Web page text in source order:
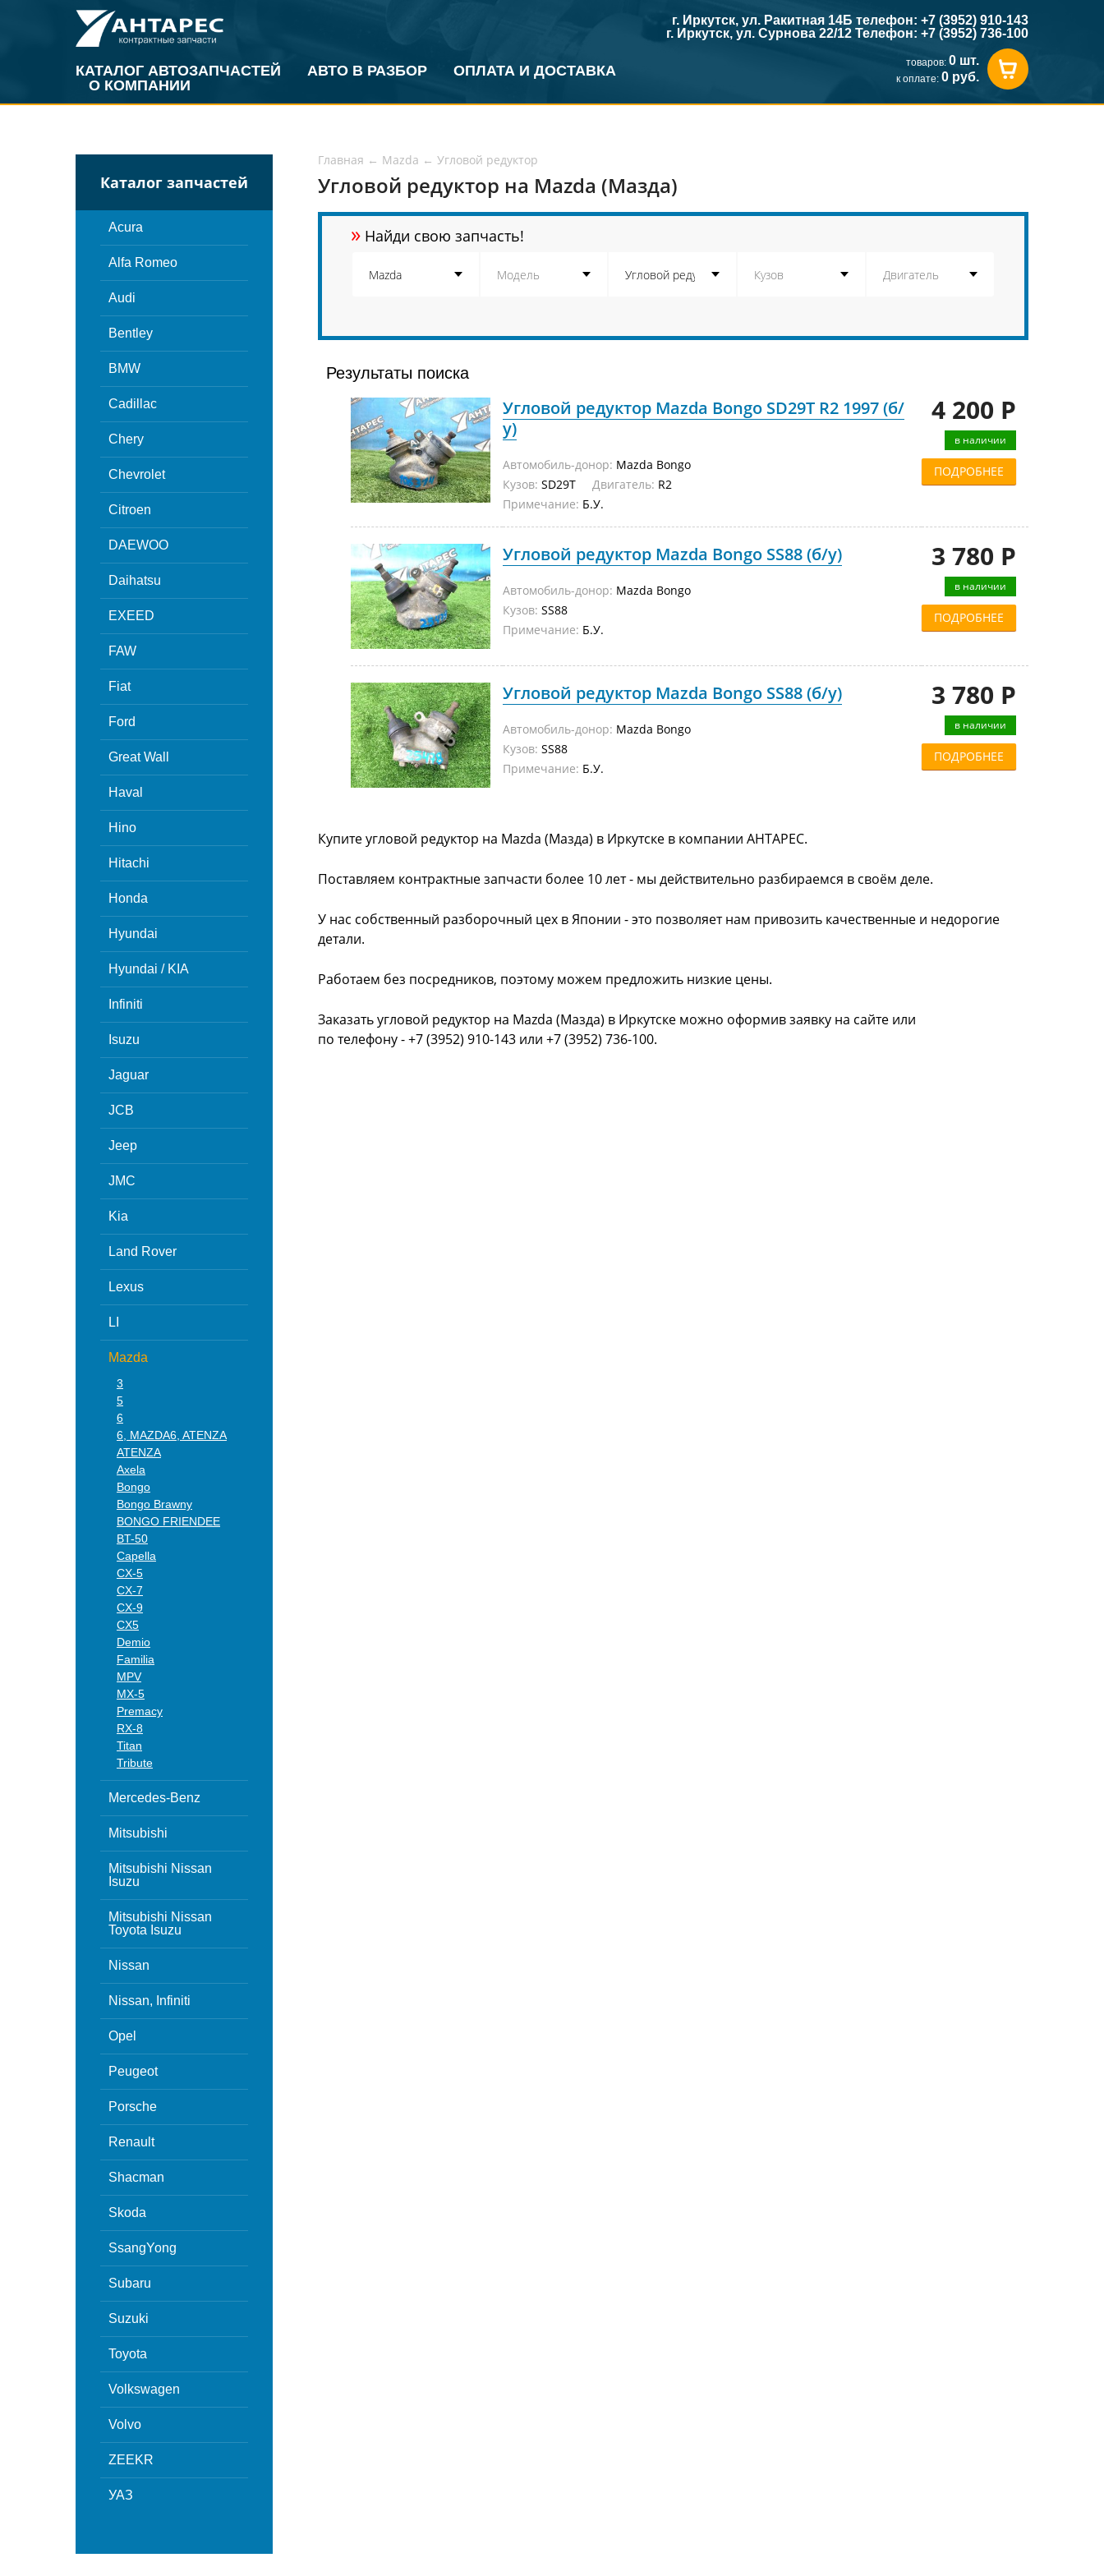
КАТАЛОГ АВТОЗАПЧАСТЕЙ АВТО В РАЗБОР
ОПЛАТА И ДОСТАВКА
О КОМПАНИИ
г. Иркутск, ул. Ракитная 14Б телефон: +7 (3952) 910-143
г. Иркутск, ул. Сурнова 22/12 Телефон: +7 (3952) 736-100
товаров: 0 шт.
к оплате: 0 руб.
Каталог запчастей
Acura
Alfa Romeo
Audi
Bentley
BMW
Cadillac
Chery
Chevrolet
Citroen
DAEWOO
Daihatsu
EXEED
FAW
Fiat
Ford
Great Wall
Haval
Hino
Hitachi
Honda
Hyundai
Hyundai / KIA
Infiniti
Isuzu
Jaguar
JCB
Jeep
JMC
Kia
Land Rover
Lexus
LI
Mazda
3
5
6
6, MAZDA6, ATENZA
ATENZA
Axela
Bongo
Bongo Brawny
BONGO FRIENDEE
BT-50
Capella
CX-5
CX-7
CX-9
CX5
Demio
Familia
MPV
MX-5
Premacy
RX-8
Titan
Tribute
Mercedes-Benz
Mitsubishi
Mitsubishi Nissan
Isuzu
Mitsubishi Nissan
Toyota Isuzu
Nissan
Nissan, Infiniti
Opel
Peugeot
Porsche
Renault
Shacman
Skoda
SsangYong
Subaru
Suzuki
Toyota
Volkswagen
Volvo
ZEEKR
УАЗ
Главная ← Mazda ← Угловой редуктор
Угловой редуктор на Mazda (Мазда)
» Найди свою запчасть!
Результаты поиска
Угловой редуктор Mazda Bongo SD29T R2 1997 (б/
у)
Автомобиль-донор: Mazda Bongo
Кузов: SD29T Двигатель: R2
Примечание: Б.У.
4 200 Р
в наличии
ПОДРОБНЕЕ
Угловой редуктор Mazda Bongo SS88 (б/у)
Автомобиль-донор: Mazda Bongo
Кузов: SS88
Примечание: Б.У.
3 780 Р
в наличии
ПОДРОБНЕЕ
Угловой редуктор Mazda Bongo SS88 (б/у)
Автомобиль-донор: Mazda Bongo
Кузов: SS88
Примечание: Б.У.
3 780 Р
в наличии
ПОДРОБНЕЕ
Купите угловой редуктор на Mazda (Мазда) в Иркутске в компании АНТАРЕС.
Поставляем контрактные запчасти более 10 лет - мы действительно разбираемся в своём деле.
У нас собственный разборочный цех в Японии - это позволяет нам привозить качественные и недорогие
детали.
Работаем без посредников, поэтому можем предложить низкие цены.
Заказать угловой редуктор на Mazda (Мазда) в Иркутске можно оформив заявку на сайте или
по телефону - +7 (3952) 910-143 или +7 (3952) 736-100.